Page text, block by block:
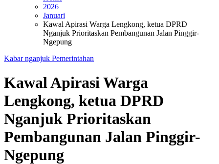
2026
Januari
Kawal Apirasi Warga Lengkong, ketua DPRD
Nganjuk Prioritaskan Pembangunan Jalan Pinggir-
Ngepung
Kabar nganjuk Pemerintahan
Kawal Apirasi Warga
Lengkong, ketua DPRD
Nganjuk Prioritaskan
Pembangunan Jalan Pinggir-
Ngepung